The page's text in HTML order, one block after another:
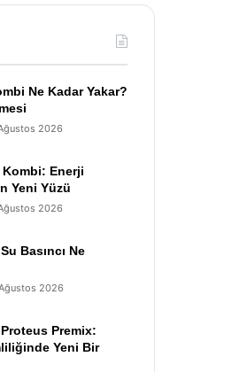
Ne Kadar Yakar?
2026
Kombi: Enerji
Yeni Yüzü
2026
Basıncı Ne
2026
Premix:
Yeni Bir